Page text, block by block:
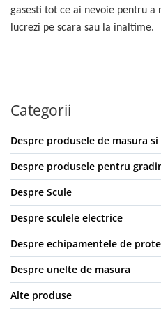
gasesti tot ce ai nevoie pentru a
lucrezi pe scara sau la inaltime.
Categorii
Despre produsele de masura
Despre produsele pentru
Despre Scule
Despre sculele electrice
Despre echipamentele de
Despre unelte de masura
Alte produse